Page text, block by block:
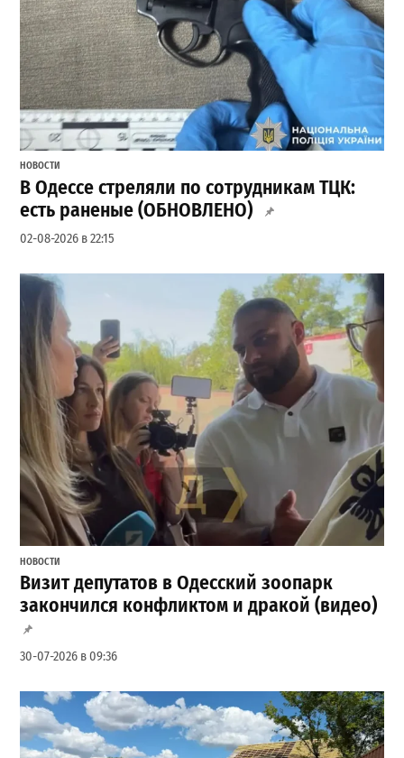
НОВОСТИ
В Одессе стреляли по сотрудникам ТЦК:
есть раненые (ОБНОВЛЕНО)
02-08-2026 в 22:15
НОВОСТИ
Визит депутатов в Одесский зоопарк
закончился конфликтом и дракой (видео)
30-07-2026 в 09:36